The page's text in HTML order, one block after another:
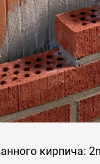
кирпича: